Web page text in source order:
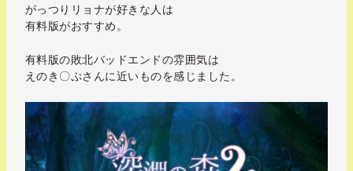
がっつりリョナが好きな人は
有料版がおすすめ。
有料版の敗北バッドエンドの雰囲気は
えのき〇ぷさんに近いものを感じました。